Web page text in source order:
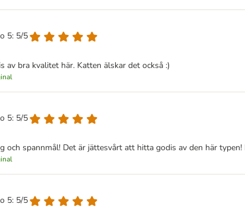
5: 5/5
av bra kvalitet här. Katten älskar det också :)
5: 5/5
och spannmål! Det är jättesvårt att hitta godis av den här
5: 5/5